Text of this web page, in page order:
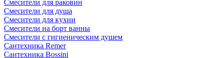
Смесители для раковин
Смесители для душа
Смесители для кухни
Смесители на борт ванны
Смесители с гигиеническим душем
Сантехника Remer
Сантехника Bossini